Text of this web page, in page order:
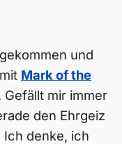
und
Mark of the
mir immer
den Ehrgeiz
denke, ich